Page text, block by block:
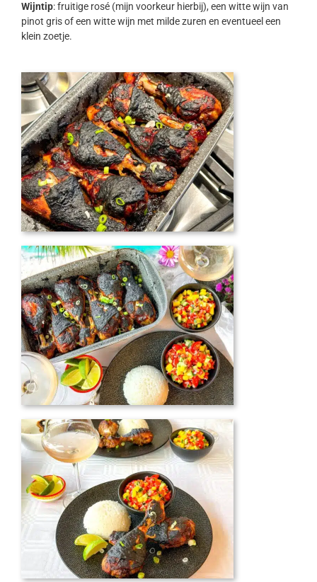
Wijntip: fruitige rosé (mijn voorkeur hierbij), een witte wijn van
pinot gris of een witte wijn met milde zuren en eventueel een
klein zoetje.